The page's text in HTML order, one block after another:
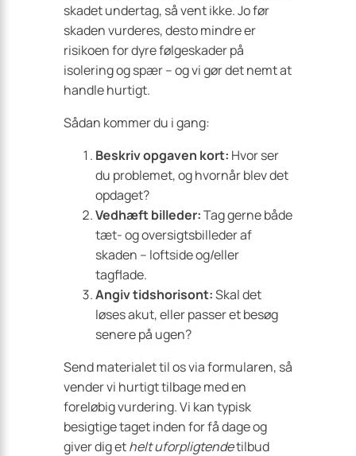
skadet undertag, så vent ikke. Jo før
skaden vurderes, desto mindre er
risikoen for dyre følgeskader på
isolering og spær – og vi gør det nemt at
handle hurtigt.
Sådan kommer du i gang:
Beskriv opgaven kort: Hvor ser
du problemet, og hvornår blev det
opdaget?
Vedhæft billeder:Tag gerne både
tæt- og oversigtsbilleder af
skaden – loftside og/eller
tagflade.
Angiv tidshorisont:Skal det
løses akut, eller passer et besøg
senere på ugen?
Send materialet til os via formularen, så
vender vi hurtigt tilbage med en
foreløbig vurdering. Vi kan typisk
besigtige taget inden for få dage og
giver dig ethelt uforpligtendetilbud